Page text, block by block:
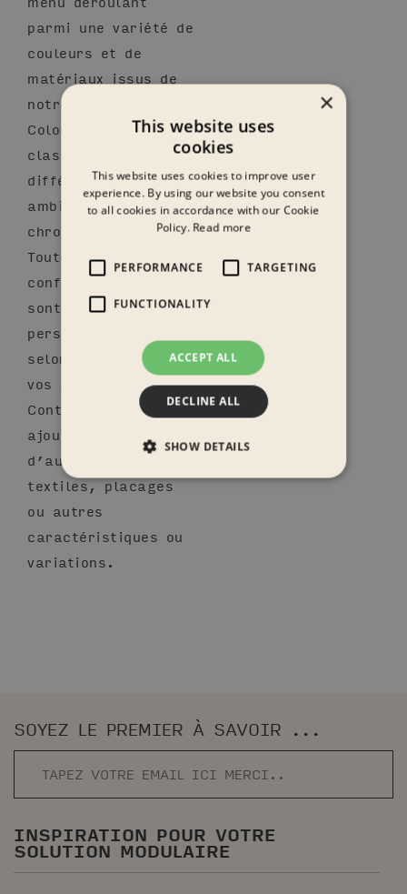
parmi une variété de
couleurs et de
matériaux issus de
notre collection
Colour Collection,
classés selon
différentes
ambiances
chromatiques.
Toutes les
configurations GRID
sont adaptables et
personnalisables
selon vos besoins et
vos goûts.
Contactez-nous pour
ajouter ou mélanger
d’autres couleurs,
textiles, placages
ou autres
caractéristiques ou
variations.
SOYEZ LE PREMIER À SAVOIR ...
INSPIRATION POUR VOTRE
SOLUTION MODULAIRE
×
This website uses
cookies
This website uses cookies to improve user
experience. By using our website you consent
to all cookies in accordance with our Cookie
Policy. Read more
PERFORMANCE TARGETING
FUNCTIONALITY
ACCEPT ALL
DECLINE ALL
SHOW DETAILS